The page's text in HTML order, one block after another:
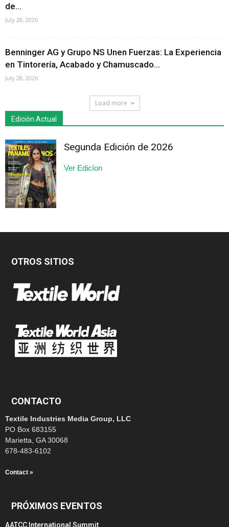
de...
July 28, 2026
Benninger AG y Grupo NS Unen Fuerzas: La Experiencia
en Tintorería, Acabado y Chamuscado...
July 28, 2026
Load more
Edición Actual
Segunda Edición de 2026
Ver Edicíon
OTROS SITIOS
CONTACTO
Textile Industries Media Group, LLC
PO Box 683155
Marietta, GA 30068
678-483-6102
Contact »
PRÓXIMOS EVENTOS
AATCC International Summit